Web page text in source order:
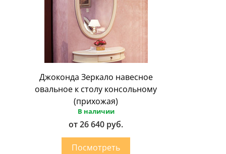
Джоконда Зеркало навесное
овальное к столу консольному
(прихожая)
В наличии
от 26 640 руб.